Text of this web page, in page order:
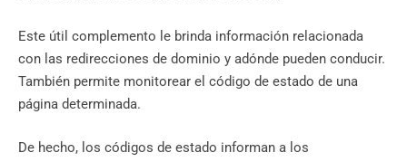
Este útil complemento le brinda información relacionada
con las redirecciones de dominio y adónde pueden conducir.
También permite monitorear el código de estado de una
página determinada.
De hecho, los códigos de estado informan a los